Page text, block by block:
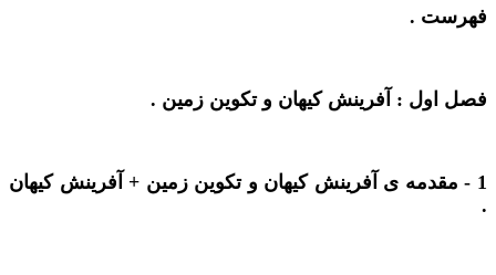
فهرست .
فصل اول : آفرینش کیهان و تکوین زمین .
1 -
مقدمه ی آفرینش کیهان و تکوین زمین + آفرینش کیهان
.